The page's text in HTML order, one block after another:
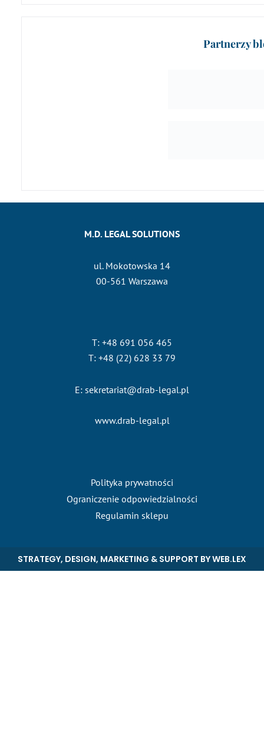
Partnerzy
M.D. LEGAL SOLUTIONS
ul. Mokotowska 14
00-561 Warszawa
T: +48 691 056 465
T: +48 (22) 628 33 79
E: sekretariat@drab-legal.pl
www.drab-legal.pl
Polityka prywatności
Ograniczenie odpowiedzialności
Regulamin sklepu
STRATEGY, DESIGN, MARKETING & SUPPORT BYWEB.LEX